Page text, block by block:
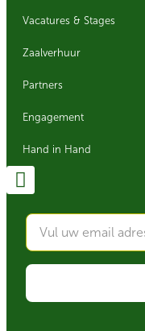
Vacatures & Stages
Zaalverhuur
Partners
Engagement
Hand in Hand